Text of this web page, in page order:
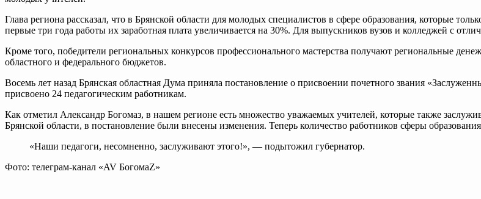
Глава региона рассказал, что в Брянской области для молодых специалистов в сфере образования, которые
первые три года работы их заработная плата увеличивается на 30%. Для выпускников вузов и колледжей с
Кроме того, победители региональных конкурсов профессионального мастерства получают региональные
областного и федерального бюджетов.
Восемь лет назад Брянская областная Дума приняла постановление о присвоении почетного звания
присвоено 24 педагогическим работникам.
Как отметил Александр Богомаз, в нашем регионе есть множество уважаемых учителей, которые также
Брянской области, в постановление были внесены изменения. Теперь количество работников сферы
«Наши педагоги, несомненно, заслуживают этого!», — подытожил губернатор.
Фото: телеграм-канал «AV БогомаZ»